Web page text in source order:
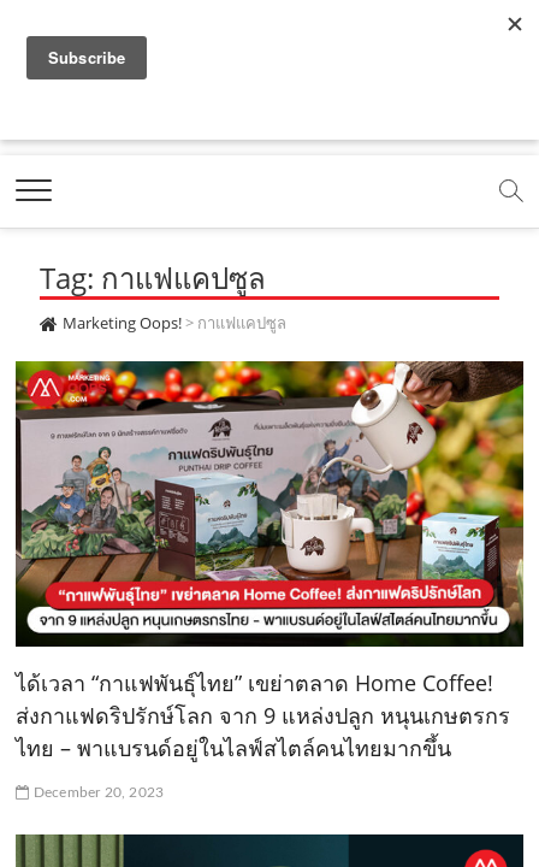
a
e
b
o
o
k
.
c
o
m
o
t
b
e
.
c
o
m
.
o
e
m
e
t
g
r
a
m
.
c
o
m
t
k
.
c
o
m
Marketing Oops!
DIGITAL | CREATIVE | ADVERTISING | CAMPAIGN |
Tag: กาแฟแคปซูล
Marketing Oops!> กาแฟแคปซูล
ได้เวลา “กาแฟพันธุ์ไทย” เขย่าตลาด Home Coffee!
ส่งกาแฟดริปรักษ์โลก จาก 9 แหล่งปลูก หนุนเกษตรกร
ไทย – พาแบรนด์อยู่ในไลฟ์สไตล์คนไทยมากขึ้น
December 20, 2023